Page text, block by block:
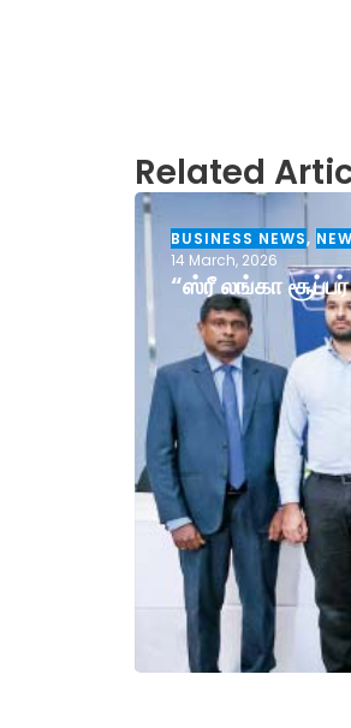
Related
BUSINESS NEWS,
14 March, 2026
“ஸ்ரீ லங்கா